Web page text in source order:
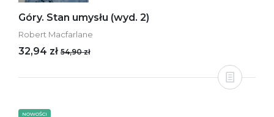
Góry. Stan umysłu (wyd. 2)
Robert Macfarlane
32,94 zł 54,90 zł
NOWOŚCI